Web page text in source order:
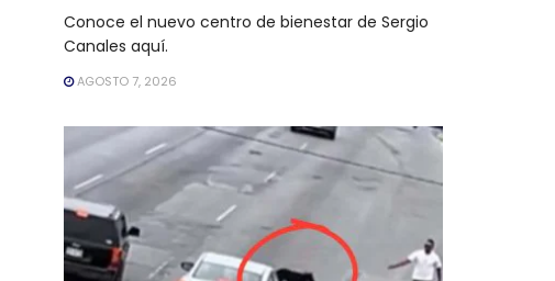
Conoce el nuevo centro de bienestar de Sergio
Canales aquí.
AGOSTO 7, 2026